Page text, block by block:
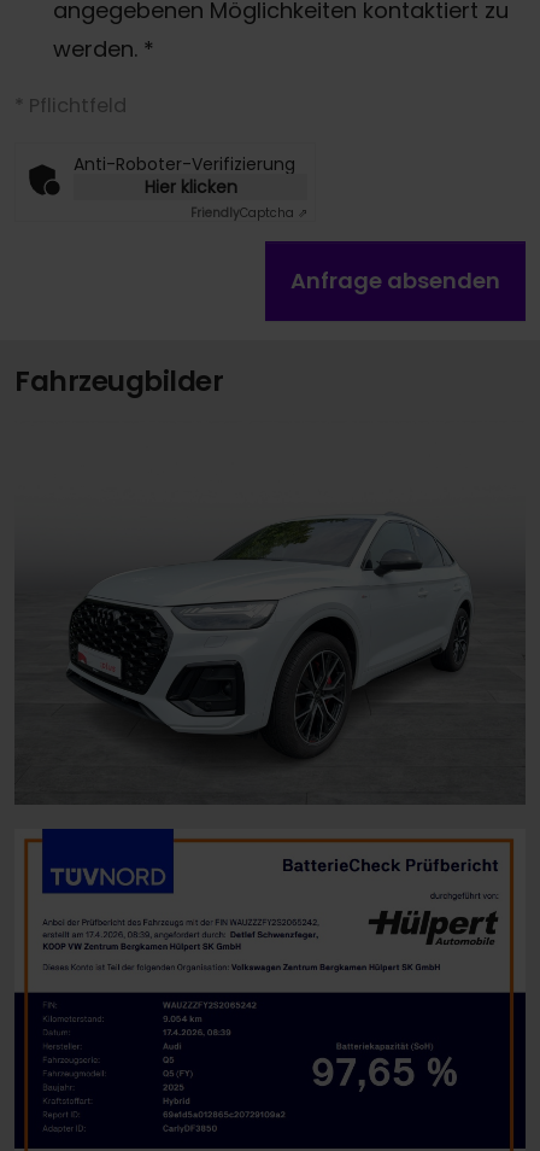
angegebenen Möglichkeiten kontaktiert zu
werden. *
* Pflichtfeld
Anti-Roboter-Verifizierung
Hier klicken
FriendlyCaptcha ⇗
Anfrage absenden
Fahrzeugbilder